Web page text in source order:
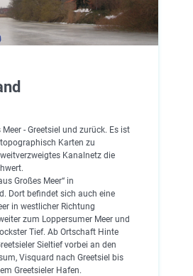
Meer - Greetsiel und zurück. Es ist
Karten zu
Kanalnetz die
Großes Meer“ in
Dort befindet sich auch eine
in westlicher Richtung
zum Loppersumer Meer und
Tief. Ab Ortschaft Hinte
Sieltief vorbei an den
Visquard nach Greetsiel bis
Greetsieler Hafen.